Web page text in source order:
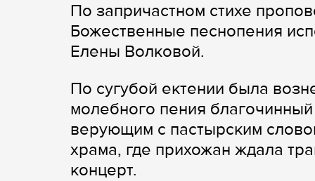
По запричастном стихе
Божественные песнопения
Елены Волковой.
По сугубой ектении была
молебного пения
верующим с пастырским
храма, где прихожан ждала
концерт.